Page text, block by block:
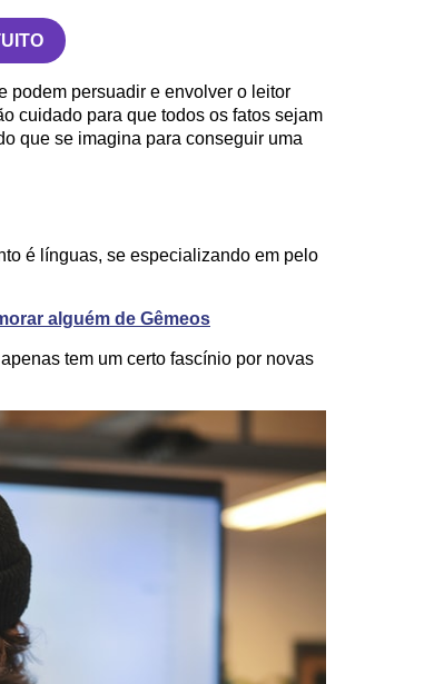
podem persuadir e envolver o leitor
cuidado para que todos os fatos sejam
que se imagina para conseguir uma
é línguas, se especializando em pelo
alguém de Gêmeos
tem um certo fascínio por novas